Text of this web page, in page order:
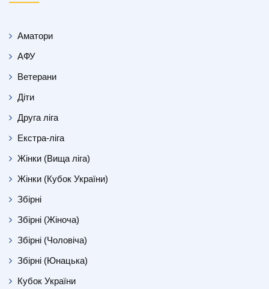
Аматори
АФУ
Ветерани
Діти
Друга ліга
Екстра-ліга
Жінки (Вища ліга)
Жінки (Кубок України)
Збірні
Збірні (Жіноча)
Збірні (Чоловіча)
Збірні (Юнацька)
Кубок України